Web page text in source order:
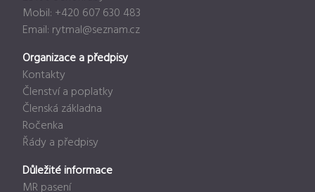
Mobil: +420 607 630 483
Email: rytmal@seznam.cz
Organizace a předpisy
Kontakty
Členství a poplatky
Členská základna
Ročenka
Řády a předpisy
Důležité informace
MR pasení